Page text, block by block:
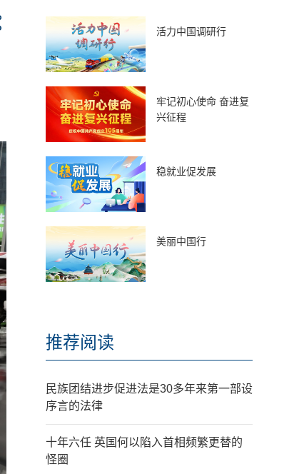
活力中国调研行
牢记初心使命 奋进复
兴征程
稳就业促发展
美丽中国行
推荐阅读
民族团结进步促进法是30多年来第一部设
序言的法律
十年六任 英国何以陷入首相频繁更替的
怪圈